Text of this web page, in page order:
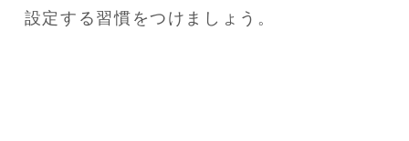
設定する習慣をつけましょう。